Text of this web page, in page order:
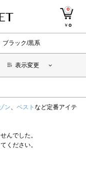
0
￥0
ブラック/黒系
表示変更
ン、 ベスト など定番アイテ
んでした。
ください。